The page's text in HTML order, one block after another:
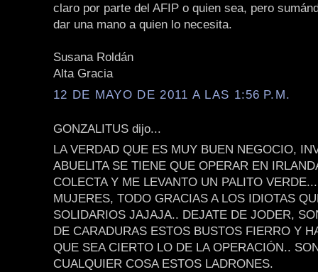
claro por parte del AFIP o quien sea, pero
dar una mano a quien lo necesita.
Susana Roldán
Alta Gracia
12 DE MAYO DE 2011 A LAS 1:56 P.M.
GONZALITUS dijo...
LA VERDAD QUE ES MUY BUEN NEGOCIO,
ABUELITA SE TIENE QUE OPERAR EN
COLECTA Y ME LEVANTO UN PALITO
MUJERES, TODO GRACIAS A LOS IDIOTAS
SOLIDARIOS JAJAJA.. DEJATE DE JODER,
DE CARADURAS ESTOS BUSTOS FIERRO Y
QUE SEA CIERTO LO DE LA OPERACIÓN..
CUALQUIER COSA ESTOS LADRONES.